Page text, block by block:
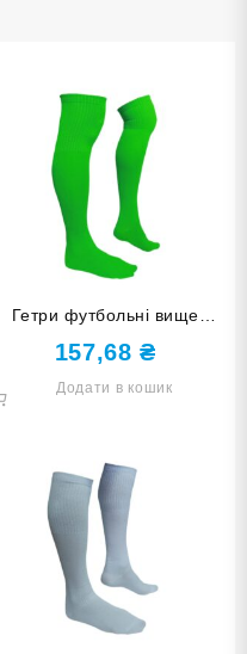
Гетри футбольні вище
коліна розмір 34-37 світло-
зелені
157,68₴
Додати в кошик